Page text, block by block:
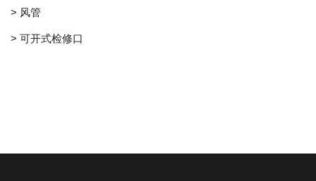
> 风管
> 可开式检修口